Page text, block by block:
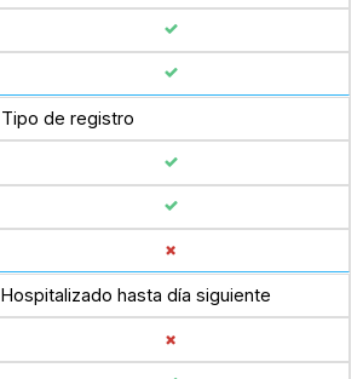
Tipo de registro
Hospitalizado hasta día siguiente